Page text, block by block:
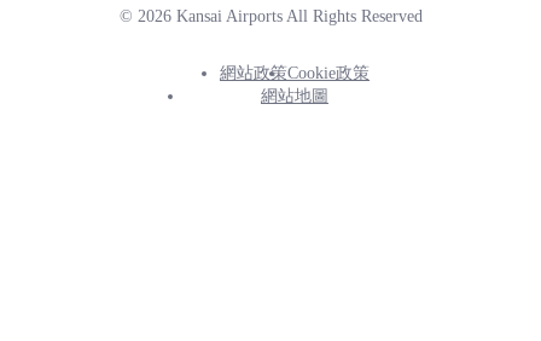
© 2026 Kansai Airports All Rights Reserved
Footer
網站政策Cookie政策
網站地圖